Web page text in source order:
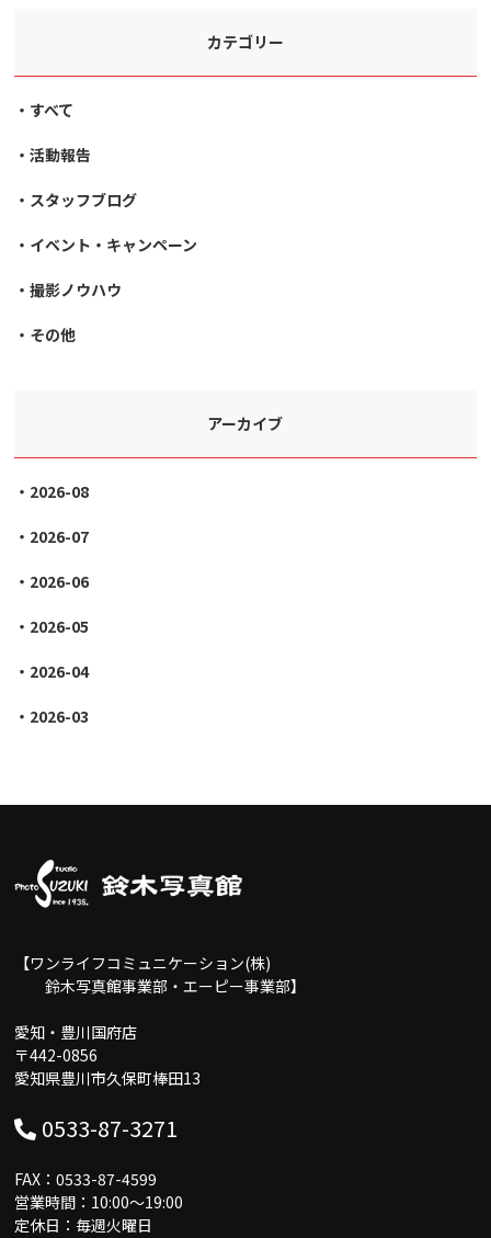
カテゴリー
すべて
活動報告
スタッフブログ
イベント・キャンペーン
撮影ノウハウ
その他
アーカイブ
2026-08
2026-07
2026-06
2026-05
2026-04
2026-03
【ワンライフコミュニケーション(株)
鈴木写真館事業部・エーピー事業部】
愛知・豊川国府店
〒442-0856
愛知県豊川市久保町棒田13
0533-87-3271
FAX：0533-87-4599
営業時間：10:00〜19:00
定休日：毎週火曜日